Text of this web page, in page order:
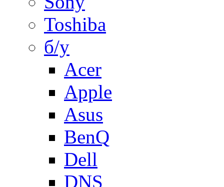
Toshiba
б/у
Acer
Apple
Asus
BenQ
Dell
DNS